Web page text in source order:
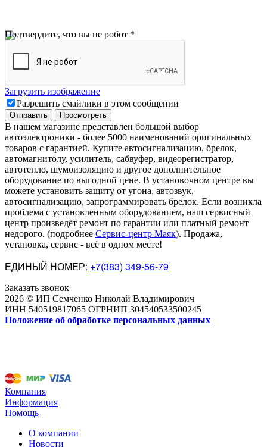
Подтвердите, что вы не робот *
Загрузить изображение
Разрешить смайлики в этом сообщении
В нашем магазине представлен большой выбор
автоэлектроники - более 5000 наименований оригинальных
товаров с гарантией. Купите автосигнализацию, брелок,
автомагнитолу, усилитель, сабвуфер, видеорегистратор,
автотепло, шумоизоляцию и другое дополнительное
оборудование по выгодной цене. В установочном центре вы
можете установить защиту от угона, автозвук,
автосигнализацию, запрограммировать брелок. Если возникла
проблема с установленным оборудованием, наш сервисный
центр произведёт ремонт по гарантии или платный ремонт
недорого. (подробнее Сервис-центр Маяк). Продажа,
установка, сервис - всё в одном месте!
ЕДИНЫЙ НОМЕР: +7(383) 349-56-79
Заказать звонок
2026 © ИП Семченко Николай Владимирович
ИНН 540519817065 ОГРНИП 304540533500245
Положение об обработке персональных данных
Компания
Информация
Помощь
О компании
Новости